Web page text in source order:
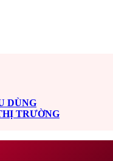
DÙNG
TRƯỜNG